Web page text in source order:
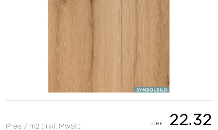
Preis / m2 (inkl. MwSt) 22.32